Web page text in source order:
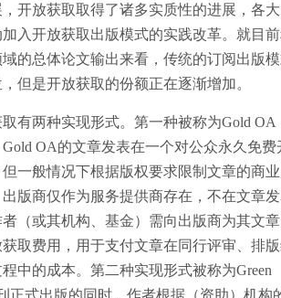
开放获取取得了诸多实质性的进展，各
入开放获取出版模式的实践改革。就目
的总体论文输出来看，传统的订阅出版
但是开放获取的份额正在逐渐增加。
有两种实现形式。第一种被称为Gold OA
OA的文章发表在一个对公众永久免费
一般情况下根据版权要求限制文章的商
版商仅作为服务提供商存在，不在文章
（或其机构、基金）需向出版商为其文
取费用，用于支付文章在同行评审、排
中的成本。第二种实现形式被称为Green
正式出版的同时，作者根据（资助）机构